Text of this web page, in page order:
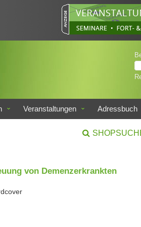
Veranstaltungen Adressbuch
von Demenzerkrankten